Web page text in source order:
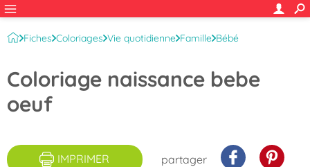
Fiches Coloriages Vie quotidienne Famille Bébé
Coloriage naissance bebe
oeuf
IMPRIMER partager